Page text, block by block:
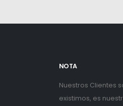
NOTA
Nuestros Clientes
existimos, es